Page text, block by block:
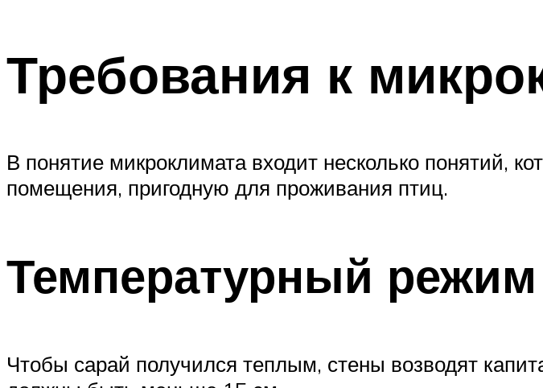
Требования к
В понятие микроклимата входит несколько понятий,
помещения, пригодную для проживания птиц.
Температурный режим
Чтобы сарай получился теплым, стены возводят